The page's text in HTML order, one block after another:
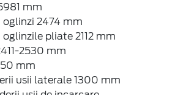
mm
2474 mm
pliate 2112 mm
2530 mm
mm
usii laterale 1300 mm